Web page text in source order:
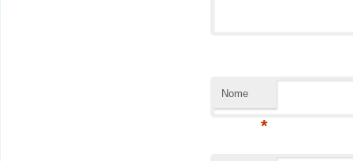
Nome
*